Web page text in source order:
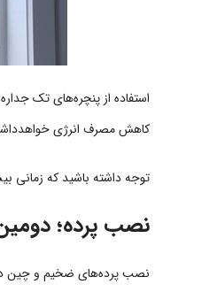
کاهش مصرف انرژی
توجه داشته باشید که زمانی بیشترین
نصب پرده؛ دومین
نصب پرده‌های ضخیم و چین دار